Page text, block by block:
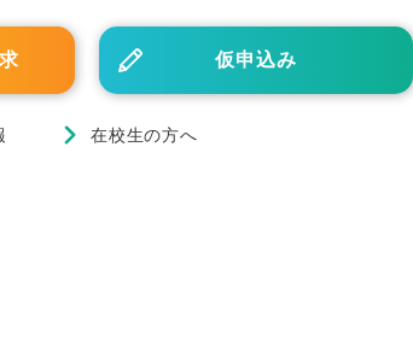
仮申込み
在校生の方へ